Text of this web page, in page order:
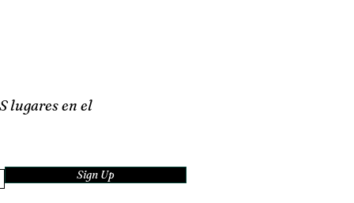
lugares en el
Sign Up